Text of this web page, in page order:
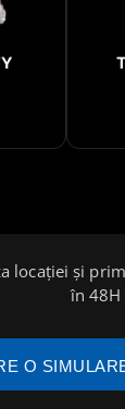
locației și
în 48H
O